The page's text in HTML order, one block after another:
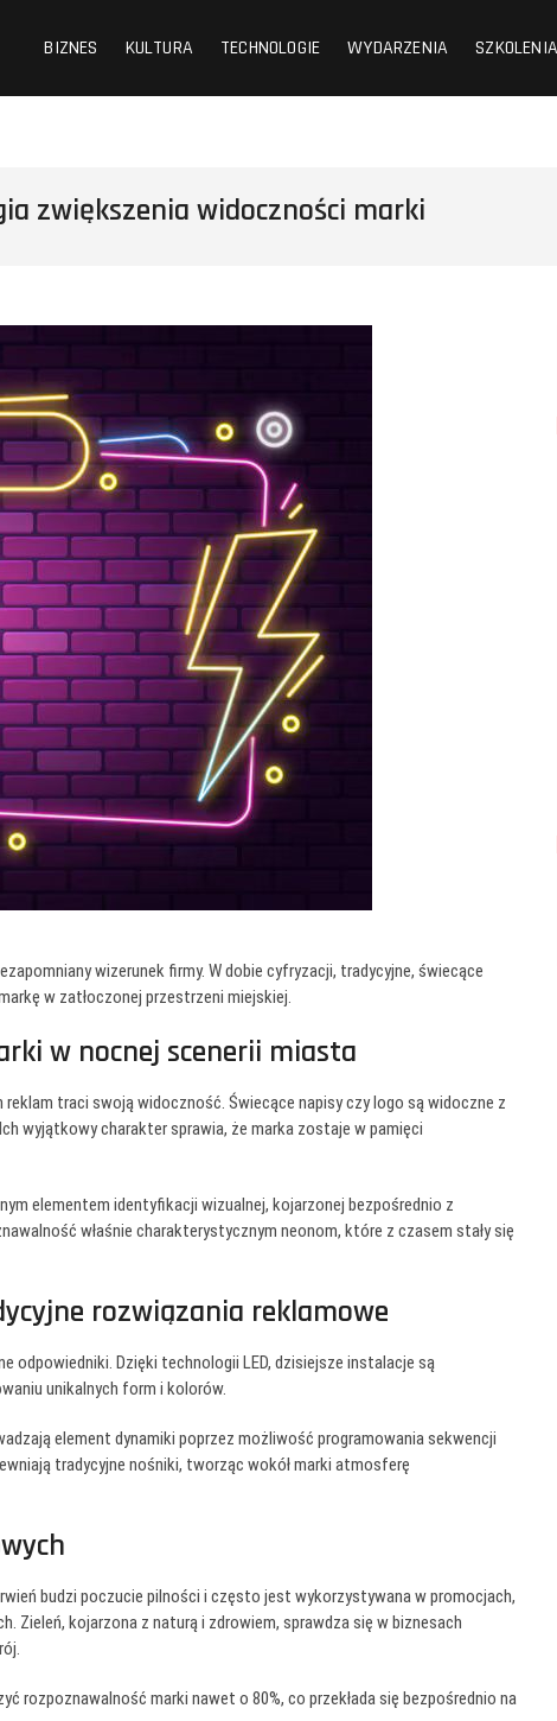
BIZNES KULTURA TECHNOLOGIE WYDARZENIA
zwiększenia widoczności marki
wizerunek firmy. W dobie cyfryzacji, tradycyjne, świecące
w zatłoczonej przestrzeni miejskiej.
w nocnej scenerii miasta
traci swoją widoczność. Świecące napisy czy logo są widoczne z
wyjątkowy charakter sprawia, że marka zostaje w pamięci
elementem identyfikacji wizualnej, kojarzonej bezpośrednio z
właśnie charakterystycznym neonom, które z czasem stały się
rozwiązania reklamowe
odpowiedniki. Dzięki technologii LED, dzisiejsze instalacje są
unikalnych form i kolorów.
element dynamiki poprzez możliwość programowania sekwencji
tradycyjne nośniki, tworząc wokół marki atmosferę
budzi poczucie pilności i często jest wykorzystywana w promocjach,
Zieleń, kojarzona z naturą i zdrowiem, sprawdza się w biznesach
rozpoznawalność marki nawet o 80%, co przekłada się bezpośrednio na